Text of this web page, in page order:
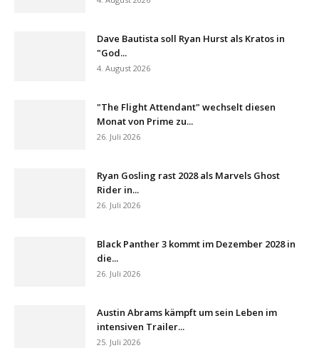
Dave Bautista soll Ryan Hurst als Kratos in
"God...
4. August 2026
"The Flight Attendant" wechselt diesen
Monat von Prime zu...
26. Juli 2026
Ryan Gosling rast 2028 als Marvels Ghost
Rider in...
26. Juli 2026
Black Panther 3 kommt im Dezember 2028 in
die...
26. Juli 2026
Austin Abrams kämpft um sein Leben im
intensiven Trailer...
25. Juli 2026